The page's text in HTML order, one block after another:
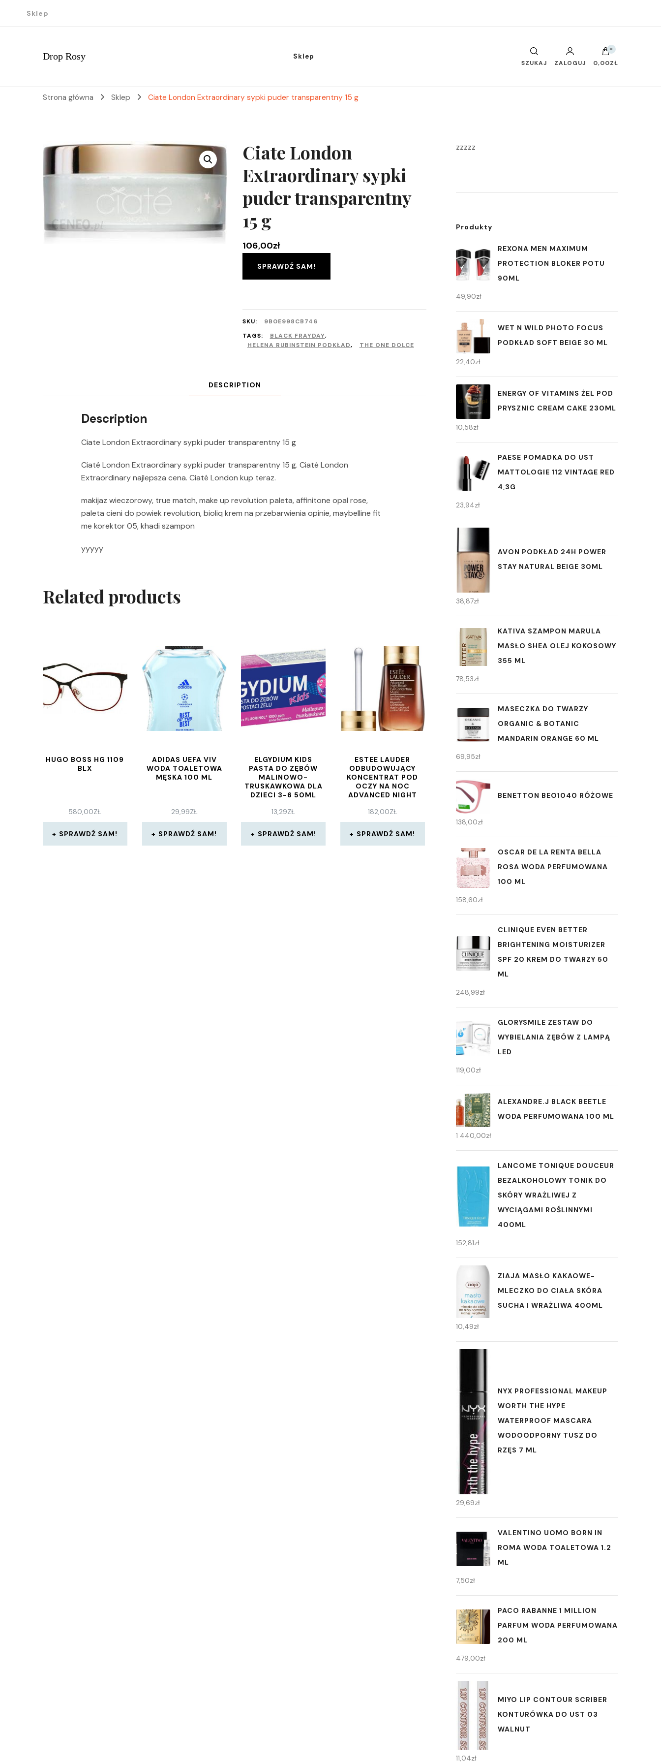
Sklep
Drop Rosy Sklep
SZUKAJ ZALOGUJ
0
0,00ZŁ
Strona główna Sklep Ciate London Extraordinary sypki puder transparentny 15 g
Ciate London
Extraordinary sypki
puder transparentny
15 g
106,00zł
SPRAWDŹ SAM!
SKU:
9B0E998CB746
TAGS:
BLACK FRAYDAY,
HELENA RUBINSTEIN PODKŁAD, THE ONE DOLCE
DESCRIPTION
Description
Ciate London Extraordinary sypki puder transparentny 15 g
Ciaté London Extraordinary sypki puder transparentny 15 g. Ciaté London
Extraordinary najlepsza cena. Ciaté London kup teraz.
makijaz wieczorowy, true match, make up revolution paleta, affinitone opal rose,
paleta cieni do powiek revolution, bioliq krem na przebarwienia opinie, maybelline fit
me korektor 05, khadi szampon
yyyyy
Related products
HUGO BOSS HG 1109
BLX
580,00ZŁ
SPRAWDŹ SAM!
ADIDAS UEFA VIV
WODA TOALETOWA
MĘSKA 100 ML
29,99ZŁ
SPRAWDŹ SAM!
ELGYDIUM KIDS
PASTA DO ZĘBÓW
MALINOWO-
TRUSKAWKOWA DLA
DZIECI 3-6 50ML
13,29ZŁ
SPRAWDŹ SAM!
ESTEE LAUDER
ODBUDOWUJĄCY
KONCENTRAT POD
OCZY NA NOC
ADVANCED NIGHT
CONCENTRATE
MATRIX 15 ML
182,00ZŁ
SPRAWDŹ SAM!
zzzzz
Produkty
REXONA MEN MAXIMUM
PROTECTION BLOKER POTU
90ML
49,90zł
WET N WILD PHOTO FOCUS
PODKŁAD SOFT BEIGE 30 ML
22,40zł
ENERGY OF VITAMINS ŻEL POD
PRYSZNIC CREAM CAKE 230ML
10,58zł
PAESE POMADKA DO UST
MATTOLOGIE 112 VINTAGE RED
4,3G
23,94zł
AVON PODKŁAD 24H POWER
STAY NATURAL BEIGE 30ML
38,87zł
KATIVA SZAMPON MARULA
MASŁO SHEA OLEJ KOKOSOWY
355 ML
78,53zł
MASECZKA DO TWARZY
ORGANIC & BOTANIC
MANDARIN ORANGE 60 ML
69,95zł
BENETTON BEO1040 RÓŻOWE
138,00zł
OSCAR DE LA RENTA BELLA
ROSA WODA PERFUMOWANA
100 ML
158,60zł
CLINIQUE EVEN BETTER
BRIGHTENING MOISTURIZER
SPF 20 KREM DO TWARZY 50
ML
248,99zł
GLORYSMILE ZESTAW DO
WYBIELANIA ZĘBÓW Z LAMPĄ
LED
119,00zł
ALEXANDRE.J BLACK BEETLE
WODA PERFUMOWANA 100 ML
1 440,00zł
LANCOME TONIQUE DOUCEUR
BEZALKOHOLOWY TONIK DO
SKÓRY WRAŻLIWEJ Z
WYCIĄGAMI ROŚLINNYMI
400ML
152,81zł
ZIAJA MASŁO KAKAOWE-
MLECZKO DO CIAŁA SKÓRA
SUCHA I WRAŻLIWA 400ML
10,49zł
NYX PROFESSIONAL MAKEUP
WORTH THE HYPE
WATERPROOF MASCARA
WODOODPORNY TUSZ DO
RZĘS 7 ML
29,69zł
VALENTINO UOMO BORN IN
ROMA WODA TOALETOWA 1.2
ML
7,50zł
PACO RABANNE 1 MILLION
PARFUM WODA PERFUMOWANA
200 ML
479,00zł
MIYO LIP CONTOUR SCRIBER
KONTURÓWKA DO UST 03
WALNUT
11,04zł